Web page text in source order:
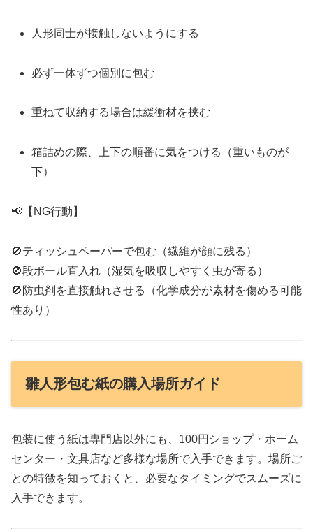
人形同士が接触しないようにする
必ず一体ずつ個別に包む
重ねて収納する場合は緩衝材を挟む
箱詰めの際、上下の順番に気をつける（重いものが
下）
📢【NG行動】
🚫ティッシュペーパーで包む（繊維が顔に残る）
🚫段ボール直入れ（湿気を吸収しやすく虫が寄る）
🚫防虫剤を直接触れさせる（化学成分が素材を傷める可能
性あり）
雛人形包む紙の購入場所ガイド
包装に使う紙は専門店以外にも、100円ショップ・ホーム
センター・文具店など多様な場所で入手できます。場所ご
との特徴を知っておくと、必要なタイミングでスムーズに
入手できます。